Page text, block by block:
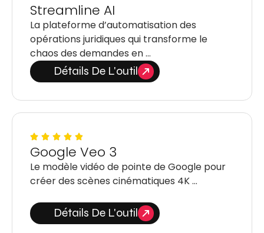
Streamline AI
La plateforme d’automatisation des
opérations juridiques qui transforme le
chaos des demandes en …
Détails De L'outil
Google Veo 3
Le modèle vidéo de pointe de Google pour
créer des scènes cinématiques 4K …
Détails De L'outil